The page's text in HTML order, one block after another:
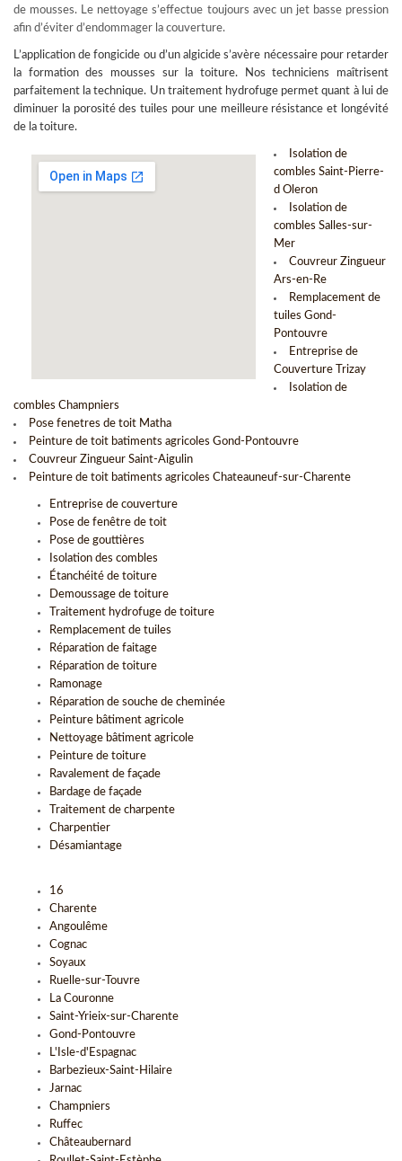
de mousses. Le nettoyage s’effectue toujours avec un jet basse pression
afin d’éviter d’endommager la couverture.
L’application de fongicide ou d’un algicide s’avère nécessaire pour retarder
la formation des mousses sur la toiture. Nos techniciens maîtrisent
parfaitement la technique. Un traitement hydrofuge permet quant à lui de
diminuer la porosité des tuiles pour une meilleure résistance et longévité
de la toiture.
Isolation de
combles Saint-Pierre-
d Oleron
Isolation de
combles Salles-sur-
Mer
Couvreur Zingueur
Ars-en-Re
Remplacement de
tuiles Gond-
Pontouvre
Entreprise de
Couverture Trizay
Isolation de
combles Champniers
Pose fenetres de toit Matha
Peinture de toit batiments agricoles Gond-Pontouvre
Couvreur Zingueur Saint-Aigulin
Peinture de toit batiments agricoles Chateauneuf-sur-Charente
Entreprise de couverture
Pose de fenêtre de toit
Pose de gouttières
Isolation des combles
Étanchéité de toiture
Demoussage de toiture
Traitement hydrofuge de toiture
Remplacement de tuiles
Réparation de faitage
Réparation de toiture
Ramonage
Réparation de souche de cheminée
Peinture bâtiment agricole
Nettoyage bâtiment agricole
Peinture de toiture
Ravalement de façade
Bardage de façade
Traitement de charpente
Charpentier
Désamiantage
16
Charente
Angoulême
Cognac
Soyaux
Ruelle-sur-Touvre
La Couronne
Saint-Yrieix-sur-Charente
Gond-Pontouvre
L'Isle-d'Espagnac
Barbezieux-Saint-Hilaire
Jarnac
Champniers
Ruffec
Châteaubernard